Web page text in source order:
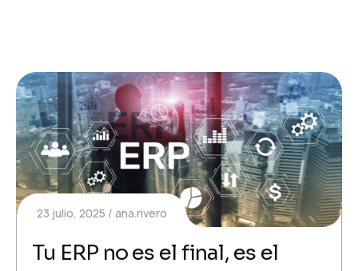
23 julio, 2025 ana.rivero
Tu ERP no es el final, es el